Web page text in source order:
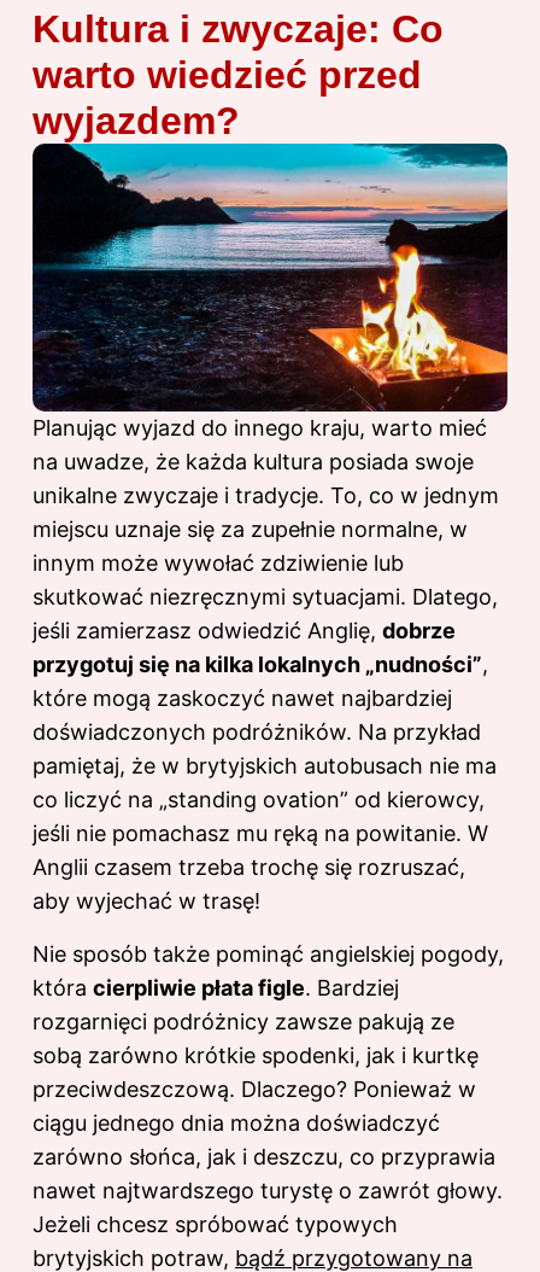
Kultura i zwyczaje: Co
warto wiedzieć przed
wyjazdem?
Planując wyjazd do innego kraju, warto mieć
na uwadze, że każda kultura posiada swoje
unikalne zwyczaje i tradycje. To, co w jednym
miejscu uznaje się za zupełnie normalne, w
innym może wywołać zdziwienie lub
skutkować niezręcznymi sytuacjami. Dlatego,
jeśli zamierzasz odwiedzić Anglię, dobrze
przygotuj się na kilka lokalnych „nudności”,
które mogą zaskoczyć nawet najbardziej
doświadczonych podróżników. Na przykład
pamiętaj, że w brytyjskich autobusach nie ma
co liczyć na „standing ovation” od kierowcy,
jeśli nie pomachasz mu ręką na powitanie. W
Anglii czasem trzeba trochę się rozruszać,
aby wyjechać w trasę!
Nie sposób także pominąć angielskiej pogody,
która cierpliwie płata figle. Bardziej
rozgarnięci podróżnicy zawsze pakują ze
sobą zarówno krótkie spodenki, jak i kurtkę
przeciwdeszczową. Dlaczego? Ponieważ w
ciągu jednego dnia można doświadczyć
zarówno słońca, jak i deszczu, co przyprawia
nawet najtwardszego turystę o zawrót głowy.
Jeżeli chcesz spróbować typowych
brytyjskich potraw, bądź przygotowany na